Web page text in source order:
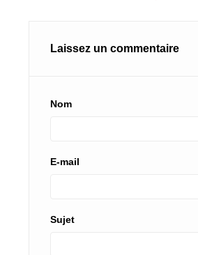
Laissez un commentaire
Nom
E-mail
Sujet